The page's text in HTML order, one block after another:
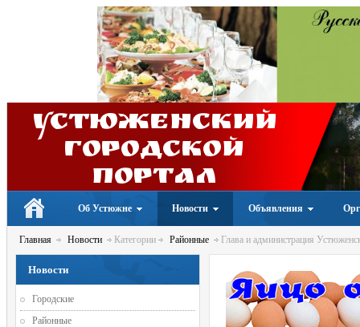
Устюженский
Городской
портал
Об Устюжне Новости Объявления
Главная Новости Категории Районные Глава и администрация
Новости
Городские
Районные